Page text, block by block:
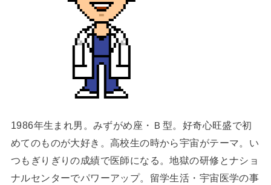
1986年生まれ男。みずがめ座・Ｂ型。好奇心旺盛で初
めてのものが大好き。高校生の時から宇宙がテーマ。い
つもぎりぎりの成績で医師になる。地獄の研修とナショ
ナルセンターでパワーアップ。留学生活・宇宙医学の事